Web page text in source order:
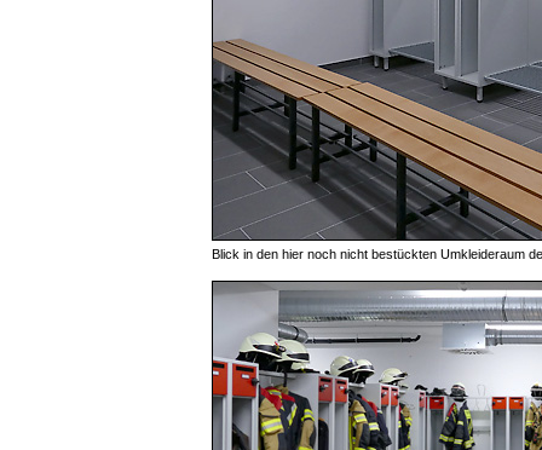
Blick in den hier noch nicht bestückten Umkleideraum